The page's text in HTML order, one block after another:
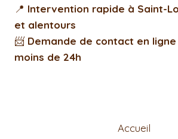
📍 Intervention rapide à Saint-
et alentours
📨 Demande de contact en
moins de 24h
Accueil